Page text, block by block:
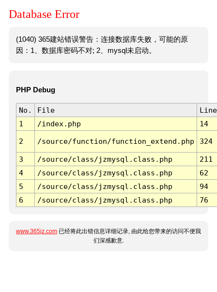
Database Error
(1040) 365建站错误警告：连接数据库失败，可能的原
因：1、数据库密码不对; 2、mysql未启动。
PHP Debug
No. File
Line
1
/index.php 14
2 /source/function/function_extend.php 324
3 /source/class/jzmysql.class.php
211
4
/source/class/jzmysql.class.php
62
5
/source/class/jzmysql.class.php
94
6
/source/class/jzmysql.class.php 76
www.365jz.com 已经将此出错信息详细记录, 由此给您带来的访问不便我
们深感歉意.